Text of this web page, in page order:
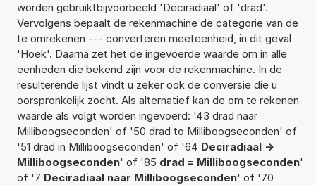
worden gebruiktbijvoorbeeld 'Deciradiaal' of 'drad'.
Vervolgens bepaalt de rekenmachine de categorie van de
te omrekenen --- converteren meeteenheid, in dit geval
'Hoek'. Daarna zet het de ingevoerde waarde om in alle
eenheden die bekend zijn voor de rekenmachine. In de
resulterende lijst vindt u zeker ook de conversie die u
oorspronkelijk zocht. Als alternatief kan de om te rekenen
waarde als volgt worden ingevoerd: '43 drad naar
Milliboogseconden' of '50 drad to Milliboogseconden' of
'51 drad in Milliboogseconden' of '64 Deciradiaal ->
Milliboogseconden' of '85 drad = Milliboogseconden'
of '7 Deciradiaal naar Milliboogseconden' of '70